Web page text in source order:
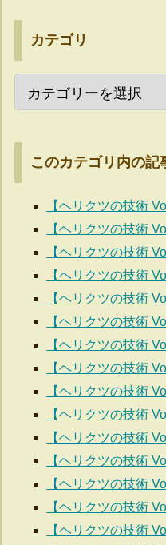
カテゴリ
このカテゴリ内の記
【ヘリクツの技術
【ヘリクツの技術
【ヘリクツの技術
【ヘリクツの技術
【ヘリクツの技術
【ヘリクツの技術
【ヘリクツの技術
【ヘリクツの技術
【ヘリクツの技術
【ヘリクツの技術
【ヘリクツの技術
【ヘリクツの技術
【ヘリクツの技術
【ヘリクツの技術
【ヘリクツの技術